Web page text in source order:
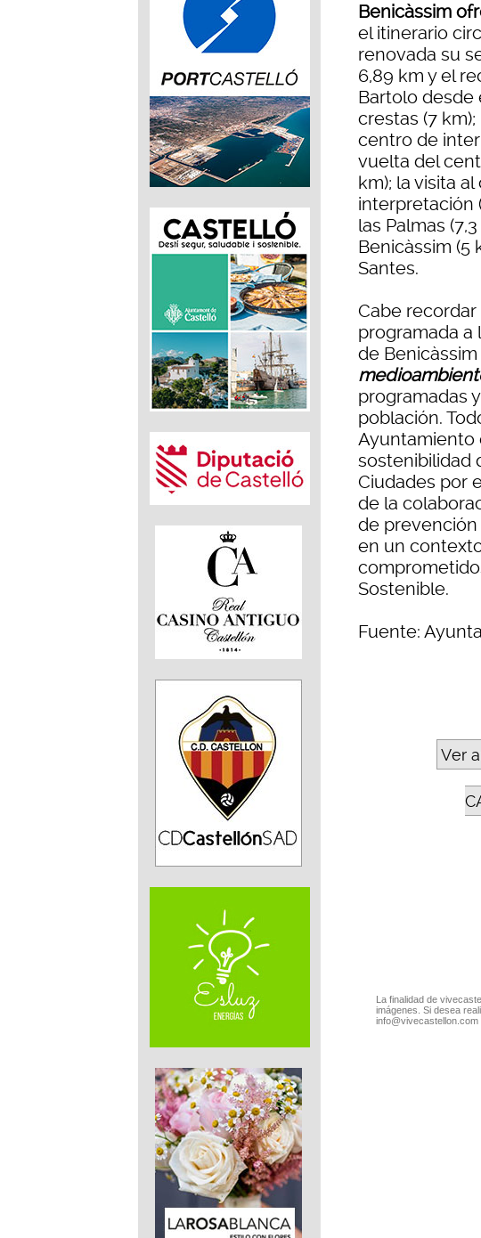
Benicàssim
el itinerario
renovada su
6,89 km y el
Bartolo desde
crestas (7
centro de
vuelta del
km); la visita
interpretación
las Palmas
Benicàssim (5
Santes.
Cabe
programada a
de Benicàssim
programadas
población.
Ayuntamiento
sostenibilidad
Ciudades por
de la
de
en un
Sostenible.
Fuente:
Ver
La finalidad de
imágenes. Si desea
info@vivecastellon.com